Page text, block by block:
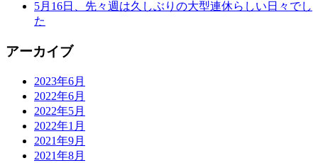
5月16日、先々週は久しぶりの大型連休らしい日々でし
た
アーカイブ
2023年6月
2022年6月
2022年5月
2022年1月
2021年9月
2021年8月